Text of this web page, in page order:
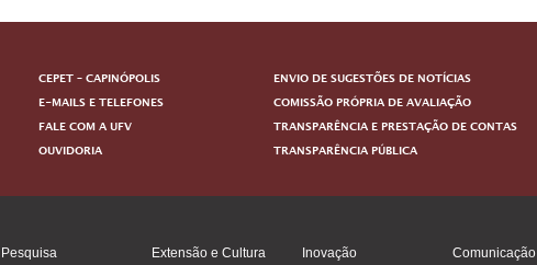
CEPET – CAPINÓPOLIS
E-MAILS E TELEFONES
FALE COM A UFV
OUVIDORIA
ENVIO DE SUGESTÕES DE NOTÍCIAS
COMISSÃO PRÓPRIA DE AVALIAÇÃO
TRANSPARÊNCIA E PRESTAÇÃO DE CONTAS
TRANSPARÊNCIA PÚBLICA
Pesquisa
Extensão e Cultura
Inovação
Comunicação